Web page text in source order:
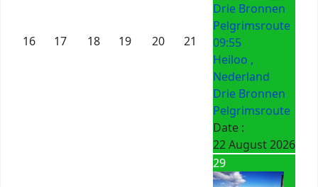
16 17 18 19 20 21
Drie Bronnen
Pelgrimsroute
09:55
Heiloo ,
Nederland
Drie Bronnen
Pelgrimsroute
Date :
22 August 2026
29